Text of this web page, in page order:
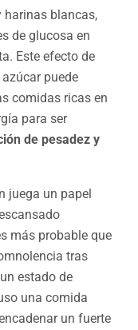
harinas blancas,
de glucosa en
Este efecto de
puede
comidas ricas en
para ser
de pesadez y
juega un papel
más probable que
tras
estado de
una comida
un fuerte